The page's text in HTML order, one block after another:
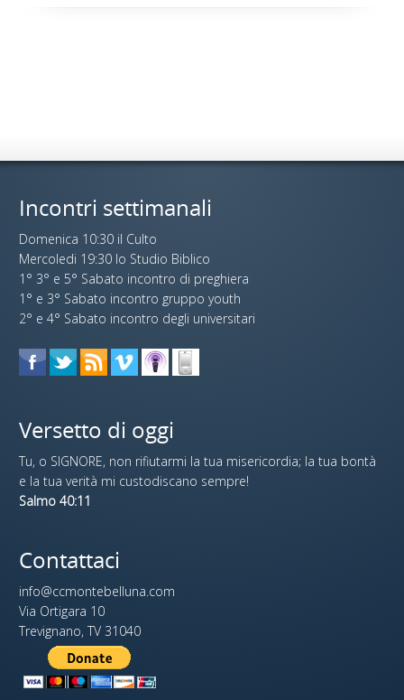
Incontri settimanali
Domenica 10:30 il Culto
Mercoledi 19:30 lo Studio Biblico
1° 3° e 5° Sabato incontro di preghiera
1° e 3° Sabato incontro gruppo youth
2° e 4° Sabato incontro degli universitari
Versetto di oggi
Tu, o SIGNORE, non rifiutarmi la tua misericordia; la tua bontà
e la tua verità mi custodiscano sempre!
Salmo 40:11
Contattaci
info@ccmontebelluna.com
Via Ortigara 10
Trevignano, TV 31040